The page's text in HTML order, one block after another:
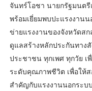
จันทร์โอชา นายกรัฐมนต
พร้อมเยี่ยมพบปะแรงงาน
ข่ายแรงงานของจังหวัดส
ดูแลสร้างหลักประกันทาง
ประชาชน ทุกเพศ ทุกวัย
ระดับคุณภาพชีวิต เพื่อให้
สำคัญกับแรงงานนอกระบ